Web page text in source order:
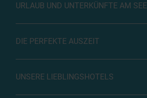
URLAUB UND UNTERKÜNFTE AM SEE
DIE PERFEKTE AUSZEIT
UNSERE LIEBLINGSHOTELS